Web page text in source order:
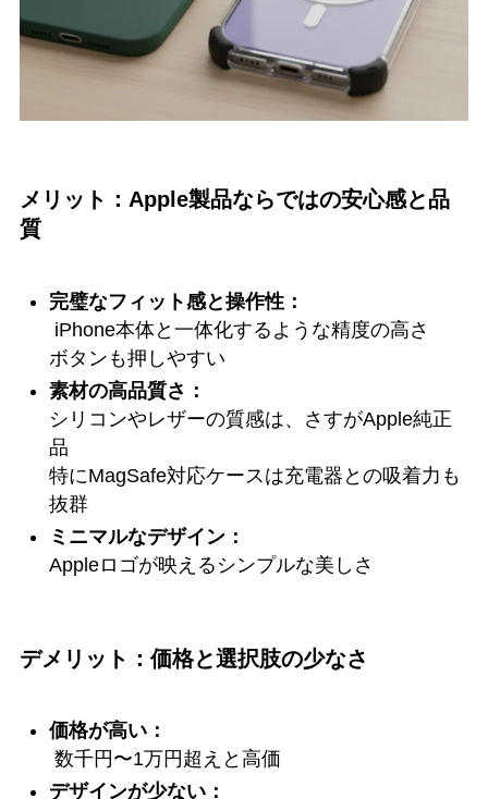
メリット：Apple製品ならではの安心感と品
質
完璧なフィット感と操作性：
iPhone本体と一体化するような精度の高さ
ボタンも押しやすい
素材の高品質さ：
シリコンやレザーの質感は、さすがApple純正
品
特にMagSafe対応ケースは充電器との吸着力も
抜群
ミニマルなデザイン：
Appleロゴが映えるシンプルな美しさ
デメリット：価格と選択肢の少なさ
価格が高い：
数千円〜1万円超えと高価
デザインが少ない：